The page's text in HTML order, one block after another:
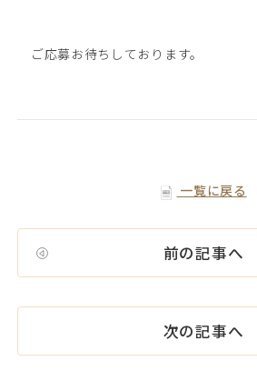
ご応募お待ちしております。
前の記事へ
一覧に戻る
次の記事へ